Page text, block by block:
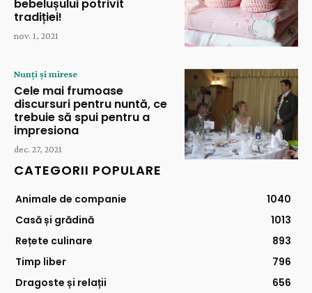
bebelușului potrivit
tradiției!
nov. 1, 2021
Nunți și mirese
Cele mai frumoase
discursuri pentru nuntă, ce
trebuie să spui pentru a
impresiona
dec. 27, 2021
CATEGORII POPULARE
Animale de companie
1040
Casă și grădină
1013
Rețete culinare
893
Timp liber
796
Dragoste și relații
656